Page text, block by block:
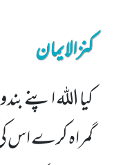
کنزالایمان
کیا اللہ اپنے
گمراہ کرے اس